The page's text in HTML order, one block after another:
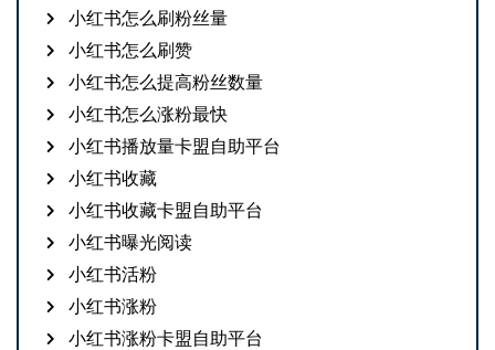
小红书怎么刷粉丝量
小红书怎么刷赞
小红书怎么提高粉丝数量
小红书怎么涨粉最快
小红书播放量卡盟自助平台
小红书收藏
小红书收藏卡盟自助平台
小红书曝光阅读
小红书活粉
小红书涨粉
小红书涨粉卡盟自助平台